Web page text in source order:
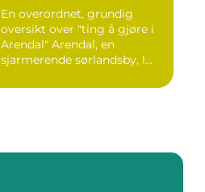
En overordnet, grundig
oversikt over "ting å gjøre i
Arendal" Arendal, en
sjarmerende sørlandsby, l...